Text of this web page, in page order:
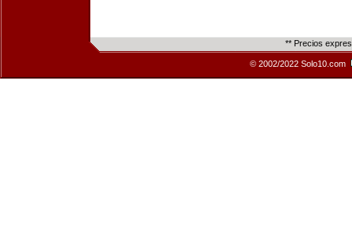
** Precios
© 2002/2022 Solo10.com